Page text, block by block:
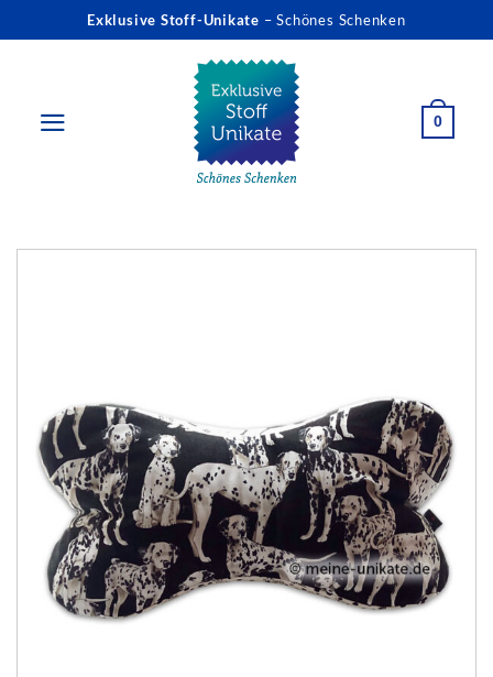
Inhalt
Exklusive Stoff-Unikate – Schönes Schenken
0